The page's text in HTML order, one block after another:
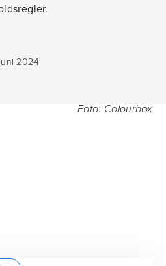
2024
Foto: Colourbox